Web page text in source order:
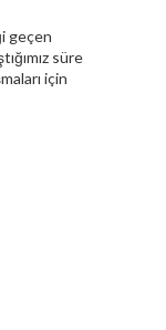
geçen
süre
için